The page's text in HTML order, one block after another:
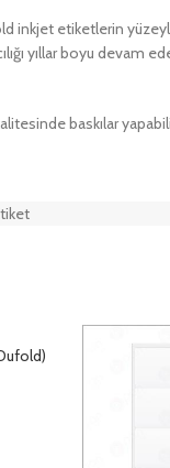
inkjet etiketlerin
yıllar boyu
baskılar